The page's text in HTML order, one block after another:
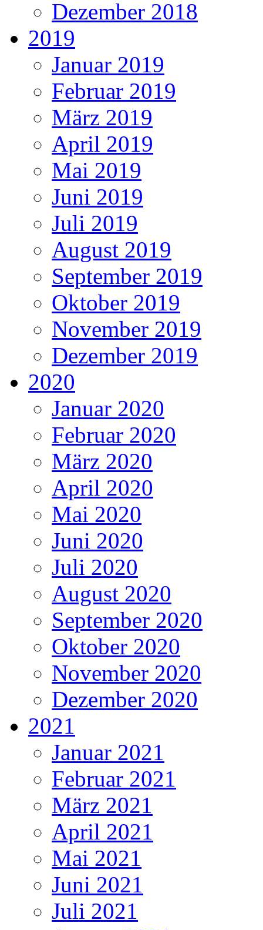
Dezember 2018
2019
Januar 2019
Februar 2019
März 2019
April 2019
Mai 2019
Juni 2019
Juli 2019
August 2019
September 2019
Oktober 2019
November 2019
Dezember 2019
2020
Januar 2020
Februar 2020
März 2020
April 2020
Mai 2020
Juni 2020
Juli 2020
August 2020
September 2020
Oktober 2020
November 2020
Dezember 2020
2021
Januar 2021
Februar 2021
März 2021
April 2021
Mai 2021
Juni 2021
Juli 2021